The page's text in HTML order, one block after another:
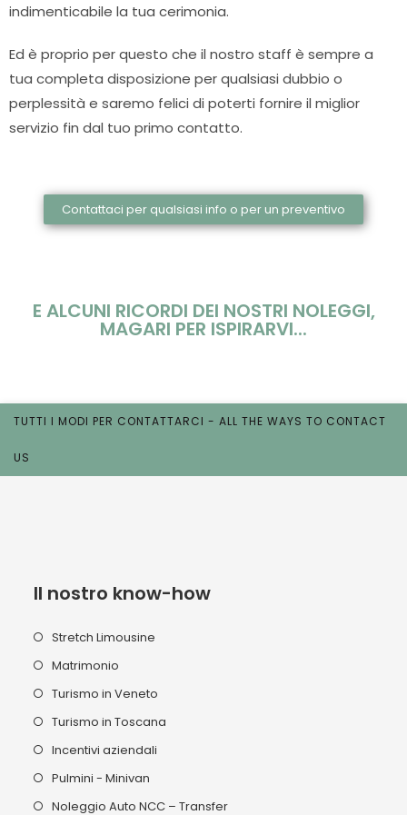
indimenticabile la tua cerimonia.
Ed è proprio per questo che il nostro staff è sempre a
tua completa disposizione per qualsiasi dubbio o
perplessità e saremo felici di poterti fornire il miglior
servizio fin dal tuo primo contatto.
Contattaci per qualsiasi info o per un preventivo
E ALCUNI RICORDI DEI NOSTRI NOLEGGI,
MAGARI PER ISPIRARVI...
TUTTI I MODI PER CONTATTARCI - ALL THE WAYS TO CONTACT
US
Il nostro know-how
Stretch Limousine
Matrimonio
Turismo in Veneto
Turismo in Toscana
Incentivi aziendali
Pulmini - Minivan
Noleggio Auto NCC – Transfer